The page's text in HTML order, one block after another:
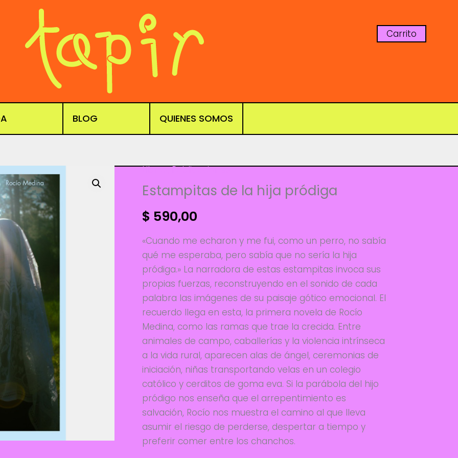
Carrito
BLOG QUIENES SOMOS
Libros,Publicaciones
Estampitas de la hija pródiga
$ 590,00
«Cuando me echaron y me fui, como un perro, no sabía
qué me esperaba, pero sabía que no sería la hija
pródiga.» La narradora de estas estampitas invoca sus
propias fuerzas, reconstruyendo en el sonido de cada
palabra las imágenes de su paisaje gótico emocional. El
recuerdo llega en esta, la primera novela de Rocío
Medina, como las ramas que trae la crecida. Entre
animales de campo, caballerías y la violencia intrínseca
a la vida rural, aparecen alas de ángel, ceremonias de
iniciación, niñas transportando velas en un colegio
católico y cerditos de goma eva. Si la parábola del hijo
pródigo nos enseña que el arrepentimiento es
salvación, Rocío nos muestra el camino al que lleva
asumir el riesgo de perderse, despertar a tiempo y
preferir comer entre los chanchos.